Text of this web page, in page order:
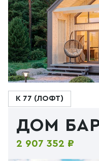
К 77 (ЛОФТ)
ДОМ
2 907 352 ₽